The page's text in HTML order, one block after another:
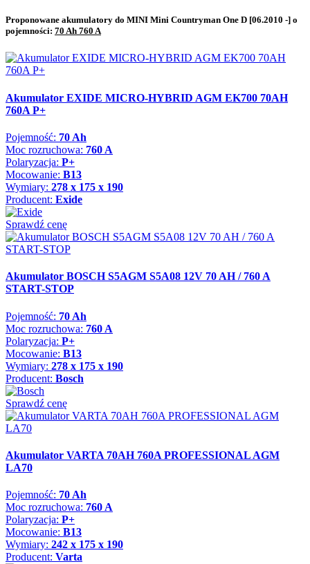
Proponowane akumulatory do MINI Mini Countryman One D [06.2010 -] o
pojemności: 70 Ah 760 A
Akumulator EXIDE MICRO-HYBRID AGM EK700 70AH
760A P+
Pojemność: 70 Ah
Moc rozruchowa: 760 A
Polaryzacja: P+
Mocowanie: B13
Wymiary: 278 x 175 x 190
Producent: Exide
Sprawdź cenę
Akumulator BOSCH S5AGM S5A08 12V 70 AH / 760 A
START-STOP
Pojemność: 70 Ah
Moc rozruchowa: 760 A
Polaryzacja: P+
Mocowanie: B13
Wymiary: 278 x 175 x 190
Producent: Bosch
Sprawdź cenę
Akumulator VARTA 70AH 760A PROFESSIONAL AGM
LA70
Pojemność: 70 Ah
Moc rozruchowa: 760 A
Polaryzacja: P+
Mocowanie: B13
Wymiary: 242 x 175 x 190
Producent: Varta